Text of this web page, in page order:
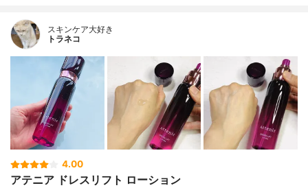
スキンケア大好き
トラネコ
4.00
アテニア ドレスリフト ローション